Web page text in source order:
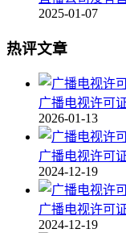
2025-01-07
热评文章
广播电视许可
2026-01-13
广播电视许可
2024-12-19
广播电视许可
2024-12-19